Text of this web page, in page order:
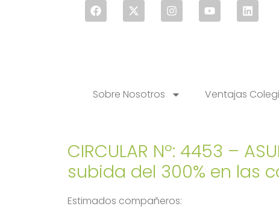
Sobre Nosotros Ventajas
CIRCULAR Nº: 4453 –
subida del 300% en las
Estimados compañeros: